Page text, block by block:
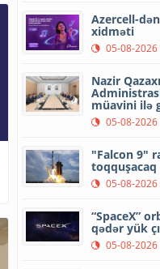
Azercell-
xidməti
05-08-2026
Nazir
müavini ilə
05-08-2026
"Falcon 9"
toqquşacaq
05-08-2026
“SpaceX”
qədər yük
05-08-2026